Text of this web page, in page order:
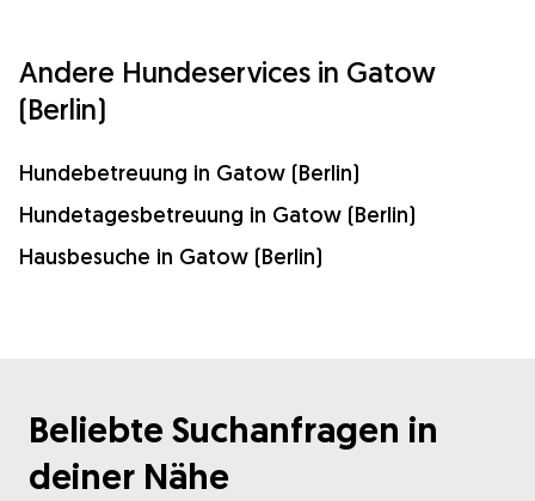
Andere Hundeservices in Gatow
(Berlin)
Hundebetreuung in Gatow (Berlin)
Hundetagesbetreuung in Gatow (Berlin)
Hausbesuche in Gatow (Berlin)
Beliebte Suchanfragen in
deiner Nähe